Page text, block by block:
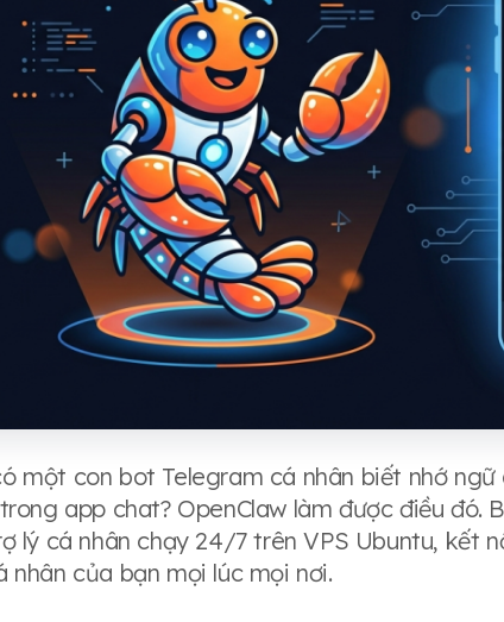
một con bot Telegram cá nhân biết nhớ
trong app chat? OpenClaw làm được điều
lý cá nhân chạy 24/7 trên VPS Ubuntu, kết
nhân của bạn mọi lúc mọi nơi.